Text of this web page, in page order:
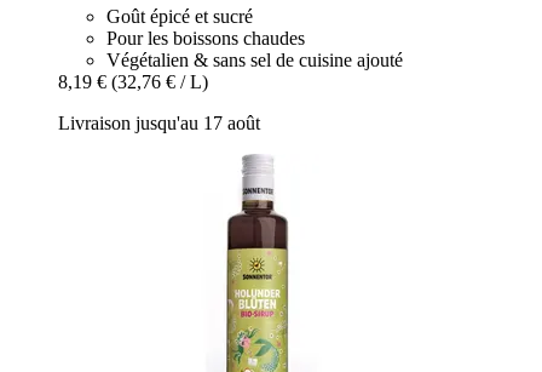
Goût épicé et sucré
Pour les boissons chaudes
Végétalien & sans sel de cuisine ajouté
8,19 € (32,76 € / L)
Livraison jusqu'au 17 août